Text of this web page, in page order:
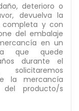
deterioro o
devuelva la
completa y con
del embalaje
en un
que quede
durante el
la mercancía
producto/s